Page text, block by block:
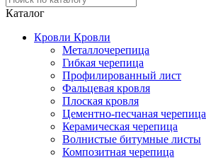
Каталог
Кровли Кровли
Металлочерепица
Гибкая черепица
Профилированный лист
Фальцевая кровля
Плоская кровля
Цементно-песчаная черепица
Керамическая черепица
Волнистые битумные листы
Композитная черепица